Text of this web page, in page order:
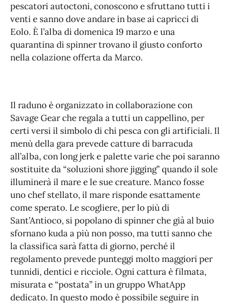
pescatori autoctoni, conoscono e sfruttano tutti i
venti e sanno dove andare in base ai capricci di
Eolo. È l’alba di domenica 19 marzo e una
quarantina di spinner trovano il giusto conforto
nella colazione offerta da Marco.
Il raduno è organizzato in collaborazione con
Savage Gear che regala a tutti un cappellino, per
certi versi il simbolo di chi pesca con gli artificiali. Il
menù della gara prevede catture di barracuda
all’alba, con long jerk e palette varie che poi saranno
sostituite da “soluzioni shore jigging” quando il sole
illuminerà il mare e le sue creature. Manco fosse
uno chef stellato, il mare risponde esattamente
come sperato. Le scogliere, per lo più di
Sant’Antioco, si popolano di spinner che già al buio
sfornano kuda a più non posso, ma tutti sanno che
la classifica sarà fatta di giorno, perché il
regolamento prevede punteggi molto maggiori per
tunnidi, dentici e ricciole. Ogni cattura è filmata,
misurata e “postata” in un gruppo WhatApp
dedicato. In questo modo è possibile seguire in